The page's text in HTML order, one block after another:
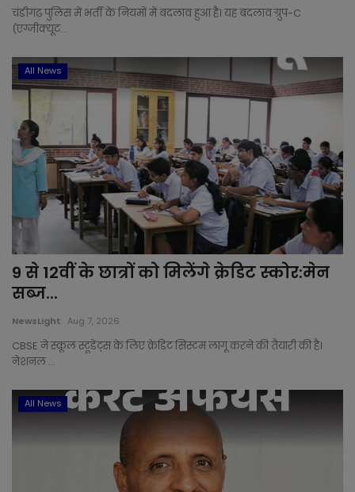
Tonk
Udaipur
Gallery
चंडीगढ़ पुलिस में भर्ती के नियमों में बदलाव हुआ है। यह बदलाव ग्रुप-C
(एग्जीक्यूट...
All News
9 से 12वीं के छात्रों को मिलेंगे क्रेडिट स्कोर:मेन
सब्ज...
NewsLight Aug 7, 2026
CBSE ने स्कूल स्टूडेंट्स के लिए क्रेडिट सिस्टम लागू करने की तैयारी की है।
नेशनल ...
All News